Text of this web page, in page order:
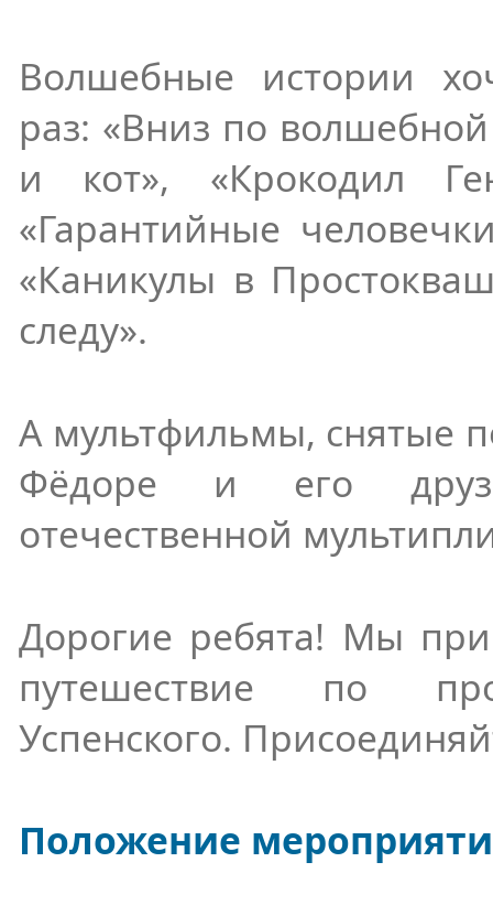
Волшебные истории
раз: «Вниз по
и кот», «Крокодил
«Гарантийные
«Каникулы в
следу».
А мультфильмы, снятые
Фёдоре и его
отечественной
Дорогие ребята! Мы
путешествие по
Успенского.
Положение